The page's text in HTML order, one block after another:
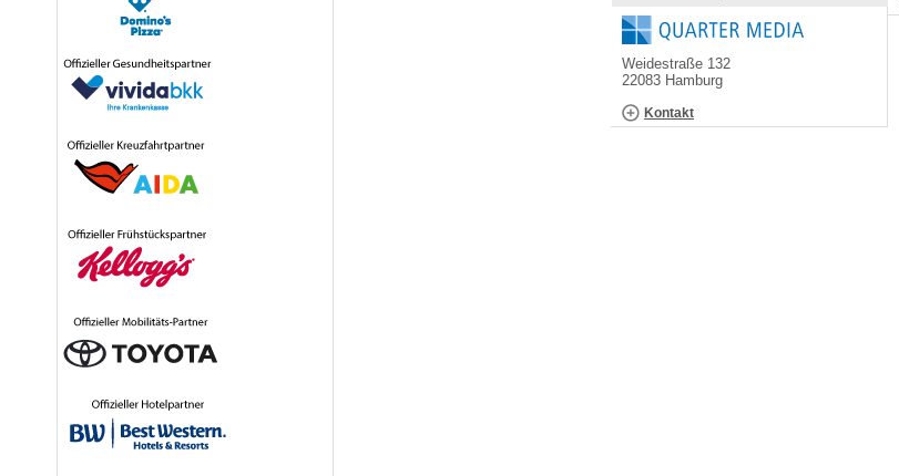
Weidestraße 132
22083 Hamburg
Kontakt